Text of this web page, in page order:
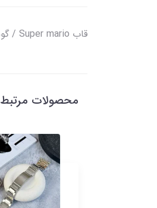
قاب Super mario / گوشی آیفون / سبز لیزری
محصولات مرتبط